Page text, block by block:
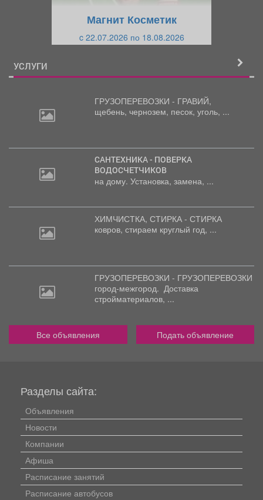
Магнит Косметик
c 22.07.2026 по 18.08.2026
УСЛУГИ
ГРУЗОПЕРЕВОЗКИ - ГРАВИЙ,
щебень, чернозем, песок, уголь, ...
САНТЕХНИКА - ПОВЕРКА
ВОДОСЧЕТЧИКОВ
на дому. Установка, замена, ...
ХИМЧИСТКА, СТИРКА - СТИРКА
ковров, стираем круглый год, ...
ГРУЗОПЕРЕВОЗКИ - ГРУЗОПЕРЕВОЗКИ
город-межгород. Доставка
стройматериалов, ...
Все объявления Подать объявление
Разделы сайта:
Объявления
Новости
Компании
Афиша
Расписание занятий
Расписание автобусов